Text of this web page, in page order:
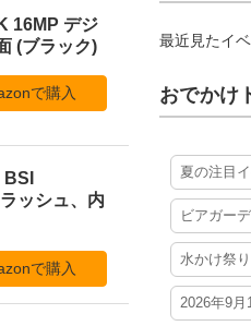
16MP デジ
(ブラック)
で購入
ッシュ、内
で購入
最近見たイ
おでかけ
夏の注目
ビアガー
水かけ祭
2026年9月